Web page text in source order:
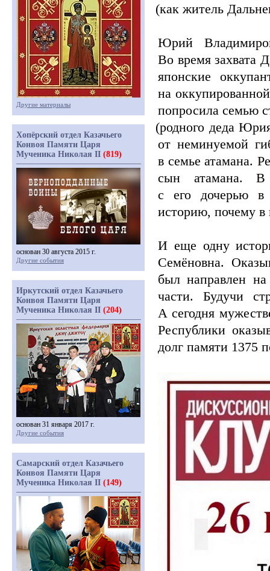
(как житель
Юрий
Во время захвата
японские
на
попросила семью
(родного деда
от неминуемой
в семье атамана.
сын атамана. В
с его дочерью в
историю, почему в
И еще одну
Семёновна.
был направлен
части. Будучи
А сегодня
Республики
долг памяти 1375
Другие материалы
Хопёрский отдел Казачьего
Конвоя Памяти Царя
Мученика Николая II (819)
основан 30 августа 2015 г.
Другие события
Иркутский отдел Казачьего
Конвоя Памяти Царя
Мученика Николая II (204)
основан 31 января 2017 г.
Другие события
Самарский отдел Казачьего
Конвоя Памяти Царя
Мученика Николая II (149)